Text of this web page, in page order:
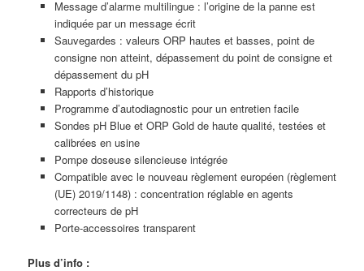
Message d’alarme multilingue : l’origine de la panne est
indiquée par un message écrit
Sauvegardes : valeurs ORP hautes et basses, point de
consigne non atteint, dépassement du point de consigne et
dépassement du pH
Rapports d’historique
Programme d’autodiagnostic pour un entretien facile
Sondes pH Blue et ORP Gold de haute qualité, testées et
calibrées en usine
Pompe doseuse silencieuse intégrée
Compatible avec le nouveau règlement européen (règlement
(UE) 2019/1148) : concentration réglable en agents
correcteurs de pH
Porte-accessoires transparent
Plus d’info :